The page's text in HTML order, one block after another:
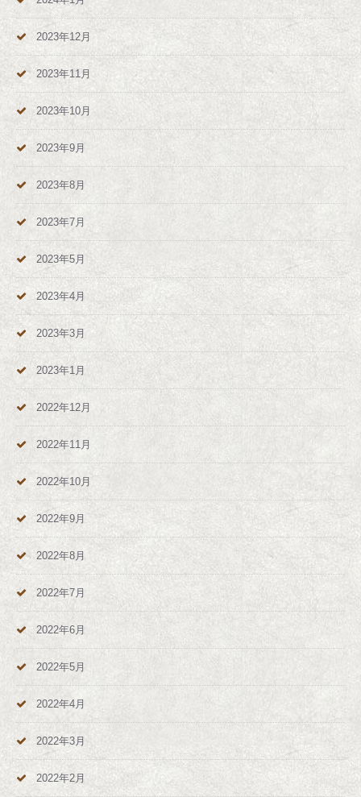
2023年12月
2023年11月
2023年10月
2023年9月
2023年8月
2023年7月
2023年5月
2023年4月
2023年3月
2023年1月
2022年12月
2022年11月
2022年10月
2022年9月
2022年8月
2022年7月
2022年6月
2022年5月
2022年4月
2022年3月
2022年2月